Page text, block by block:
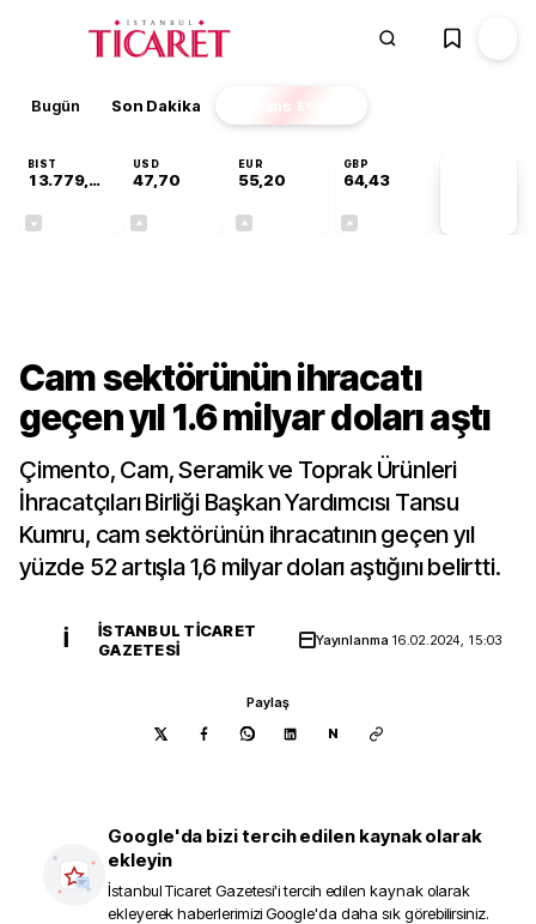
Bugün Son Dakika Finans EKSTRA
BIST
13.779,39
USD
47,70
EUR
55,20
GBP
64,43
Cam sektörünün ihracatı
geçen yıl 1.6 milyar doları aştı
Çimento, Cam, Seramik ve Toprak Ürünleri
İhracatçıları Birliği Başkan Yardımcısı Tansu
Kumru, cam sektörünün ihracatının geçen yıl
yüzde 52 artışla 1,6 milyar doları aştığını belirtti.
İ
İSTANBUL TICARET
GAZETESI
Yayınlanma 16.02.2024, 15:03
Paylaş
N
Google'da bizi tercih edilen kaynak olarak
ekleyin
İstanbul Ticaret Gazetesi'i tercih edilen kaynak olarak
ekleyerek haberlerimizi Google'da daha sık görebilirsiniz.